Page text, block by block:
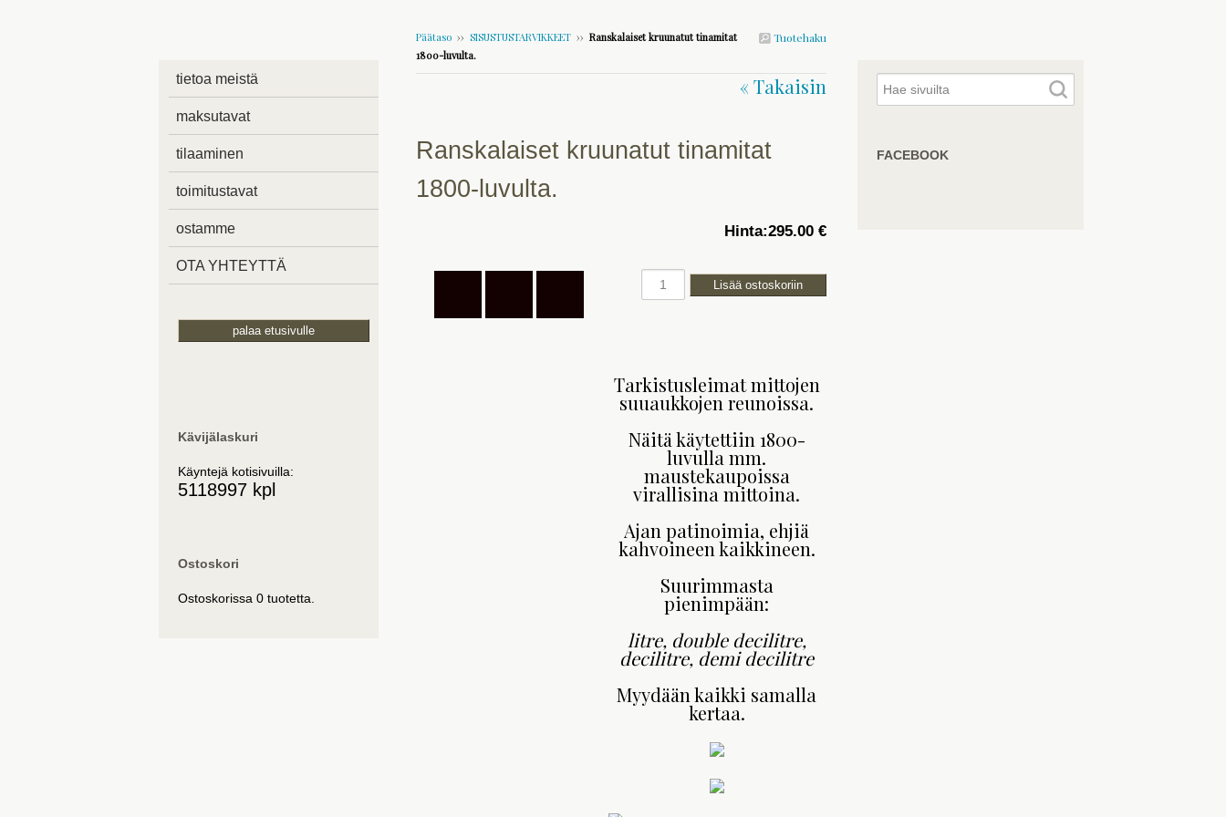
Tuotehaku
Päätaso›› SISUSTUSTARVIKKEET›› Ranskalaiset kruunatut tinamitat
1800-luvulta.
« Takaisin
Ranskalaiset kruunatut tinamitat
1800-luvulta.
Hinta:295.00 €
Tarkistusleimat mittojen
suuaukkojen reunoissa.
Näitä käytettiin 1800-
luvulla mm.
maustekaupoissa
virallisina mittoina.
Ajan patinoimia, ehjiä
kahvoineen kaikkineen.
Suurimmasta
pienimpään:
litre, double decilitre,
decilitre, demi decilitre
Myydään kaikki samalla
kertaa.
tietoa meistä
maksutavat
tilaaminen
toimitustavat
ostamme
OTA YHTEYTTÄ
palaa etusivulle
Kävijälaskuri
Käyntejä kotisivuilla:
5118997 kpl
Ostoskori
Ostoskorissa 0 tuotetta.
FACEBOOK